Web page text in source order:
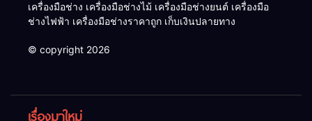
เครื่องมือช่าง เครื่องมือช่างไม้ เครื่องมือช่างยนต์ เครื่องมือ
ช่างไฟฟ้า เครื่องมือช่างราคาถูก เก็บเงินปลายทาง
© copyright 2026
เรื่องมาใหม่